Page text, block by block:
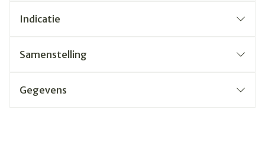
Indicatie
Samenstelling
Gegevens